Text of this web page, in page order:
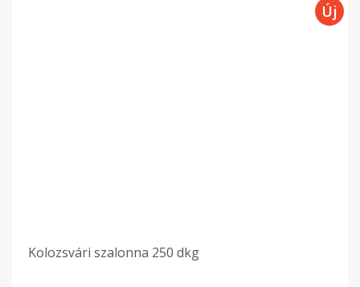
Kolozsvári szalonna 250 dkg